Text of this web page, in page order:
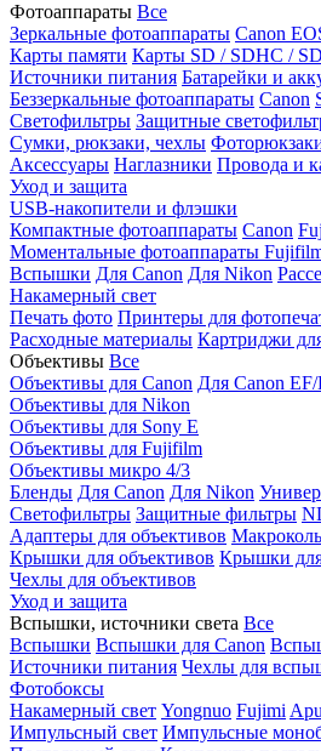
Фотоаппараты Все
Зеркальные фотоаппараты Canon
Карты памяти Карты SD / SDHC /
Источники питания Батарейки и
Беззеркальные фотоаппараты Canon
Светофильтры Защитные
Сумки, рюкзаки, чехлы
Аксессуары Наглазники Провода и
Уход и защита
USB-накопители и флэшки
Компактные фотоаппараты Canon
Моментальные фотоаппараты
Вспышки Для Canon Для Nikon
Накамерный свет
Печать фото Принтеры для
Расходные материалы Картриджи
Объективы Все
Объективы для Canon Для Canon EF/
Объективы для Nikon
Объективы для Sony E
Объективы для Fujifilm
Объективы микро 4/3
Бленды Для Canon Для Nikon
Светофильтры Защитные фильтры
Адаптеры для объективов
Крышки для объективов Крышки
Чехлы для объективов
Уход и защита
Вспышки, источники света Все
Вспышки Вспышки для Canon
Источники питания Чехлы для
Фотобоксы
Накамерный свет Yongnuo Fujimi
Импульсный свет Импульсные